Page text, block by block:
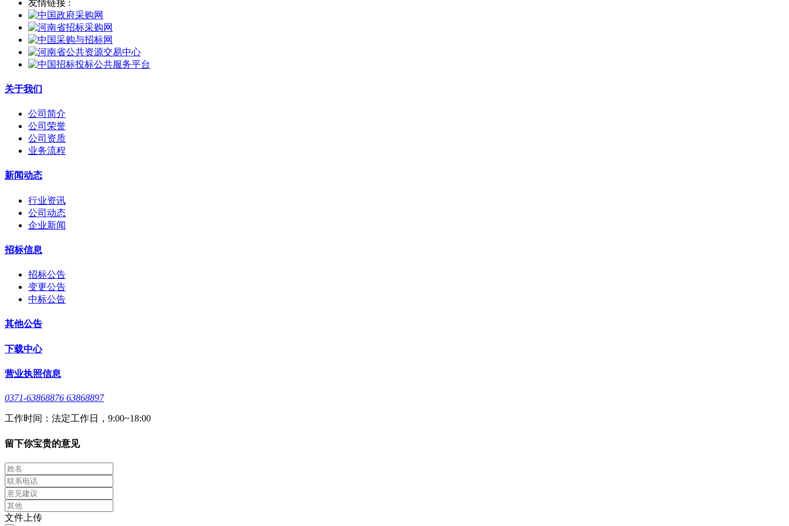
友情链接 :
关于我们
公司简介
公司荣誉
公司资质
业务流程
新闻动态
行业资讯
公司动态
企业新闻
招标信息
招标公告
变更公告
中标公告
其他公告
下载中心
营业执照信息
0371-63868876 63868897
工作时间：法定工作日，9:00~18:00
留下你宝贵的意见
文件上传